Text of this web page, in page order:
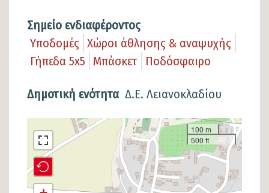
Σημείο ενδιαφέροντος
Υποδομές Χώροι άθλησης & αναψυχής
Γήπεδα 5x5
Μπάσκετ Ποδόσφαιρο
Δημοτική ενότητα Δ.Ε. Λειανοκλαδίου
Σημείο
στον
χάρτη
100 m
500 ft